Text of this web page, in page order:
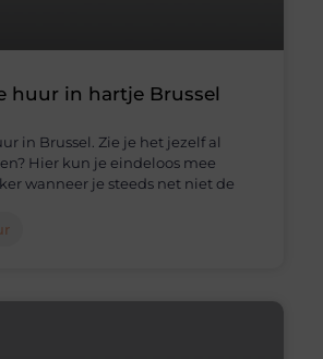
huur in hartje Brussel
in Brussel. Zie je het jezelf al
Hier kun je eindeloos mee
wanneer je steeds net niet de